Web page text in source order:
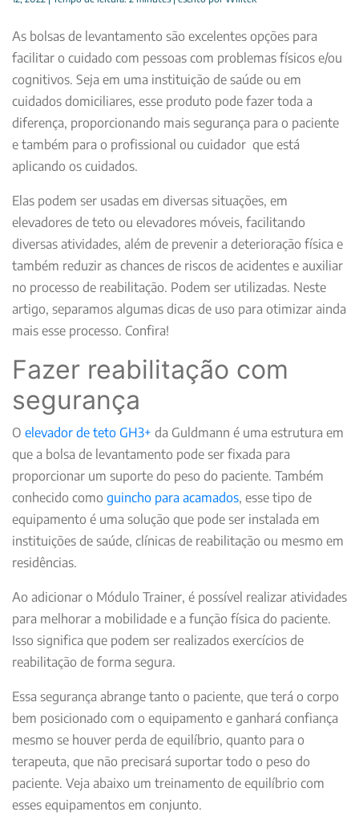
As bolsas de levantamento são excelentes opções para
facilitar o cuidado com pessoas com problemas físicos e/ou
cognitivos. Seja em uma instituição de saúde ou em
cuidados domiciliares, esse produto pode fazer toda a
diferença, proporcionando mais segurança para o paciente
e também para o profissional ou cuidador que está
aplicando os cuidados.
Elas podem ser usadas em diversas situações, em
elevadores de teto ou elevadores móveis, facilitando
diversas atividades, além de prevenir a deterioração física e
também reduzir as chances de riscos de acidentes e auxiliar
no processo de reabilitação. Podem ser utilizadas. Neste
artigo, separamos algumas dicas de uso para otimizar ainda
mais esse processo. Confira!
Fazer reabilitação com
segurança
O elevador de teto GH3+ da Guldmann é uma estrutura em
que a bolsa de levantamento pode ser fixada para
proporcionar um suporte do peso do paciente. Também
conhecido como guincho para acamados, esse tipo de
equipamento é uma solução que pode ser instalada em
instituições de saúde, clínicas de reabilitação ou mesmo em
residências.
Ao adicionar o Módulo Trainer, é possível realizar atividades
para melhorar a mobilidade e a função física do paciente.
Isso significa que podem ser realizados exercícios de
reabilitação de forma segura.
Essa segurança abrange tanto o paciente, que terá o corpo
bem posicionado com o equipamento e ganhará confiança
mesmo se houver perda de equilíbrio, quanto para o
terapeuta, que não precisará suportar todo o peso do
paciente. Veja abaixo um treinamento de equilíbrio com
esses equipamentos em conjunto.